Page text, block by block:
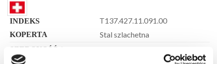
INDEKS T137.427.11.091.00
KOPERTA Stal szlachetna
SZEROKOŚĆ /
ŚREDNICA KOPERTY